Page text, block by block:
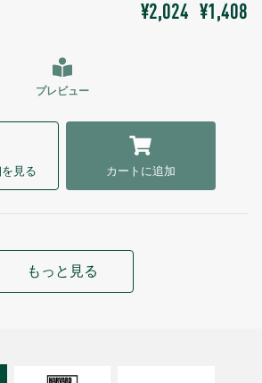
¥2,024 ¥1,408
プレビュー
見る カートに追加
もっと見る